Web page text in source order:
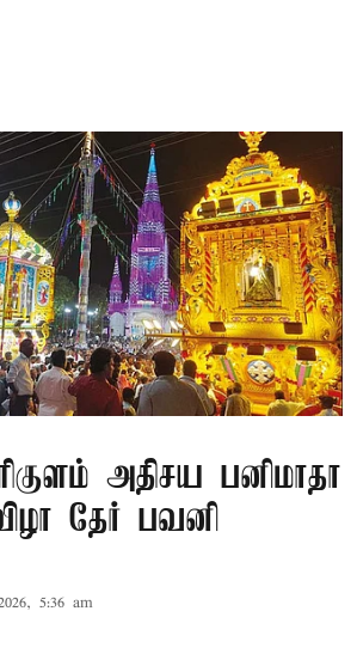
அதிசய பனிமாதா
தேர் பவனி
5:36 am